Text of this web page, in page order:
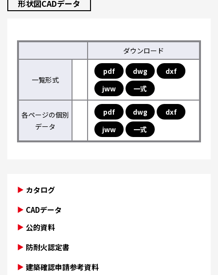
形状図CADデータ
ダウンロード
一覧形式
pdf dwg
dxf
jww
一式
各ページの個別
データ
pdf dwg
dxf
jww
一式
カタログ
CADデータ
公的資料
防耐火認定書
建築確認申請参考資料